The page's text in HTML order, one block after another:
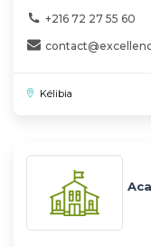
+216 72 27 55 60
Kélibia